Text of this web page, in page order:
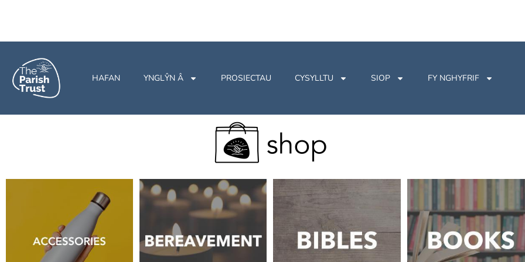
HAFAN YNGLŶN Â PROSIECTAU CYSYLLTU SIOP FY NGHYFRIF